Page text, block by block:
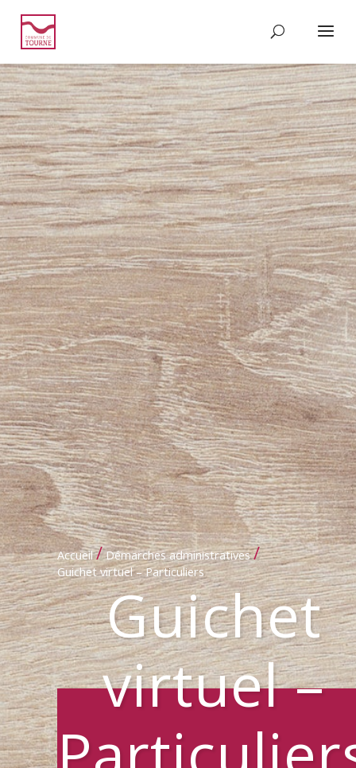
Accueil / Démarches administratives /
Guichet virtuel – Particuliers
Guichet
virtuel –